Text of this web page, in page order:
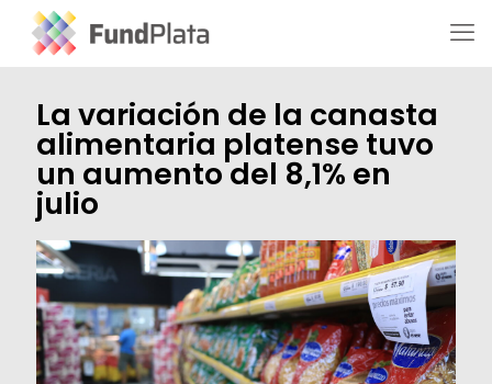
La variación de la canasta
alimentaria platense tuvo
un aumento del 8,1% en
julio